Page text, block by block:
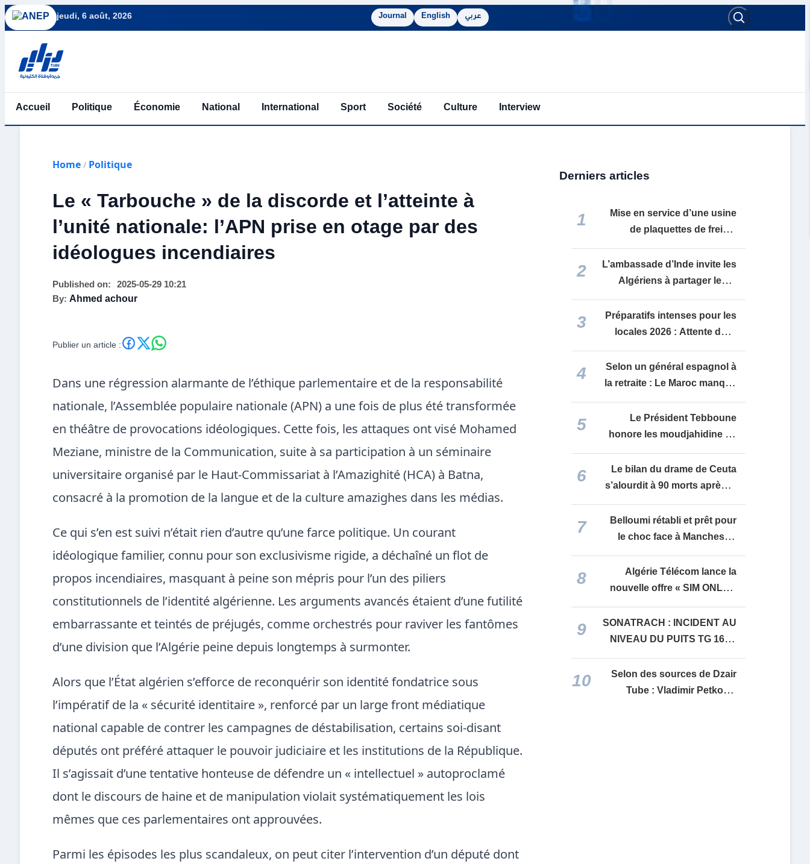
jeudi, 6 août, 2026 Journal English عربي
Accueil Politique Économie National International Sport Société Culture Interview
Home / Politique
Le « Tarbouche » de la discorde et l’atteinte à
l’unité nationale: l’APN prise en otage par des
idéologues incendiaires
Published on:
2025-05-29 10:21
By: Ahmed achour
Publier un article :
Dans une régression alarmante de l’éthique parlementaire et de la responsabilité
nationale, l’Assemblée populaire nationale (APN) a une fois de plus été transformée
en théâtre de provocations idéologiques. Cette fois, les attaques ont visé Mohamed
Meziane, ministre de la Communication, suite à sa participation à un séminaire
universitaire organisé par le Haut-Commissariat à l’Amazighité (HCA) à Batna,
consacré à la promotion de la langue et de la culture amazighes dans les médias.
Ce qui s’en est suivi n’était rien d’autre qu’une farce politique. Un courant
idéologique familier, connu pour son exclusivisme rigide, a déchaîné un flot de
propos incendiaires, masquant à peine son mépris pour l’un des piliers
constitutionnels de l’identité algérienne. Les arguments avancés étaient d’une futilité
embarrassante et teintés de préjugés, comme orchestrés pour raviver les fantômes
d’une division que l’Algérie peine depuis longtemps à surmonter.
Alors que l’État algérien s’efforce de reconquérir son identité fondatrice sous
l’impératif de la « sécurité identitaire », renforcé par un large front médiatique
national capable de contrer les campagnes de déstabilisation, certains soi-disant
députés ont préféré attaquer le pouvoir judiciaire et les institutions de la République.
Il s’agissait d’une tentative honteuse de défendre un « intellectuel » autoproclamé
dont le discours de haine et de manipulation violait systématiquement les lois
mêmes que ces parlementaires ont approuvées.
Parmi les épisodes les plus scandaleux, on peut citer l’intervention d’un député dont
Derniers articles
1
Mise en service d’une usine
de plaquettes de frein à
Reghaïa : Réintégration des
biens récupérés et
renforcement de la sous-
2
L’ambassade d’Inde invite les
Algériens à partager leurs
récits d’expériences à
l’approche du 80e
anniversaire de
3
Préparatifs intenses pour les
locales 2026 : Attente de la
convocation du corps
électoral fin août et défis
juridiques pour les partis
4
Selon un général espagnol à
la retraite : Le Maroc manque
d’autonomie stratégique et
s’apparente à « un pion »
manipulé par les États-Unis
5
Le Président Tebboune
honore les moudjahidine de
l’ALN et les familles de
martyrs sur le site du Cercle
de l’Armée à l’occasion de la
6
Le bilan du drame de Ceuta
s’alourdit à 90 morts après la
découverte de nouveaux
corps
7
Belloumi rétabli et prêt pour
le choc face à Manchester
United en « Premier League »
8
Algérie Télécom lance la
nouvelle offre « SIM ONLY »
pour renforcer les services
IDOOM 4G
9
SONATRACH : INCIDENT AU
NIVEAU DU PUITS TG 16 —
TIGUENTOURINE, IN
AMENAS
10
Selon des sources de Dzair
Tube : Vladimir Petković